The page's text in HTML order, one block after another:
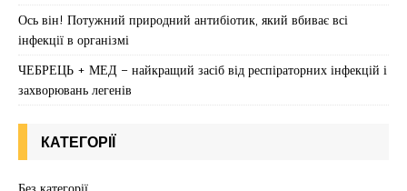
Ось він! Потужний природний антибіотик, який вбиває всі
інфекції в організмі
ЧЕБРЕЦЬ + МЕД – найкращий засіб від респіраторних інфекцій і
захворювань легенів
КАТЕГОРІЇ